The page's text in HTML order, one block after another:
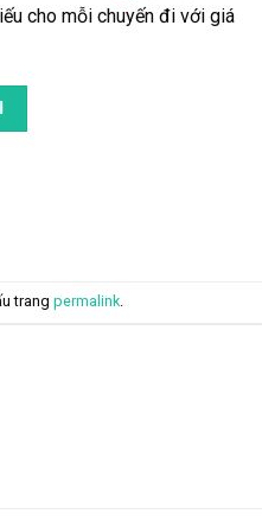
cho mỗi chuyến đi với giá
trang permalink.